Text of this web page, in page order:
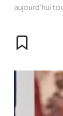
aujourd’hui